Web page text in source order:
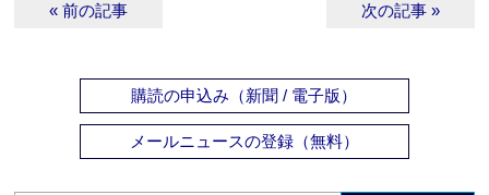
« 前の記事 次の記事 »
購読の申込み（新聞 / 電子版）
メールニュースの登録（無料）